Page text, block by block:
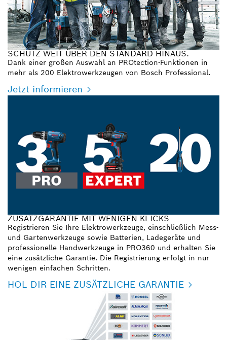
SCHUTZ WEIT ÜBER DEN STANDARD HINAUS.
Dank einer großen Auswahl an PROtection-Funktionen in
mehr als 200 Elektrowerkzeugen von Bosch Professional.
Jetzt informieren
ZUSATZGARANTIE MIT WENIGEN KLICKS
Registrieren Sie Ihre Elektrowerkzeuge, einschließlich Mess-
und Gartenwerkzeuge sowie Batterien, Ladegeräte und
professionelle Handwerkzeuge in PRO360 und erhalten Sie
eine zusätzliche Garantie. Die Registrierung erfolgt in nur
wenigen einfachen Schritten.
HOL DIR EINE ZUSÄTZLICHE GARANTIE